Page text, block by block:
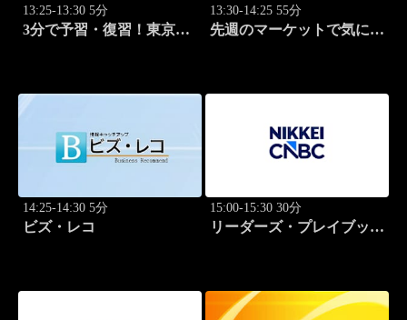
13:25-13:30 5分
3分で予習・復習！東京市
13:30-14:25 55分
先週のマーケットで気にな
14:25-14:30 5分
ビズ・レコ
15:00-15:30 30分
リーダーズ・プレイブック